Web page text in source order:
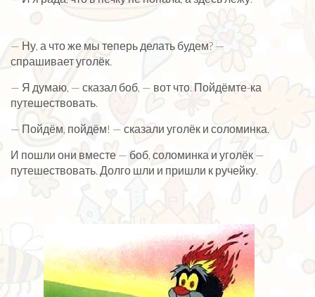
— Ну, а что же мы теперь делать будем? —
спрашивает уголёк.
— Я думаю, — сказал боб, — вот что. Пойдёмте-ка
путешествовать.
— Пойдём, пойдём! — сказали уголёк и соломинка.
И пошли они вместе — боб, соломинка и уголёк —
путешествовать. Долго шли и пришли к ручейку.